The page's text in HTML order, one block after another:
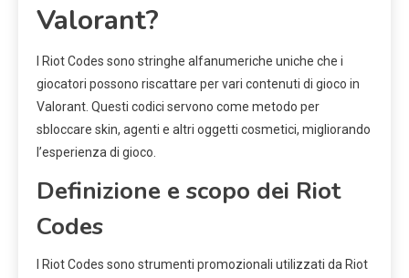
Valorant?
I Riot Codes sono stringhe alfanumeriche uniche che i
giocatori possono riscattare per vari contenuti di gioco in
Valorant. Questi codici servono come metodo per
sbloccare skin, agenti e altri oggetti cosmetici, migliorando
l’esperienza di gioco.
Definizione e scopo dei Riot
Codes
I Riot Codes sono strumenti promozionali utilizzati da Riot